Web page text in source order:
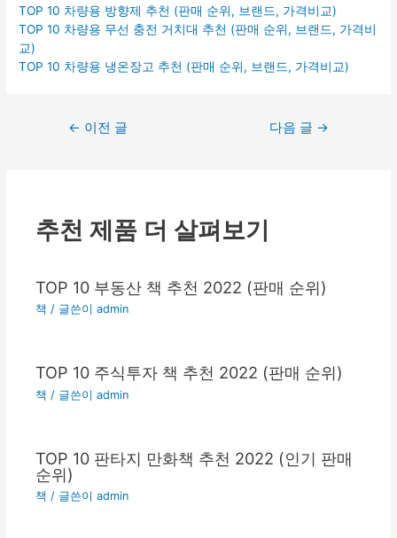
TOP 10 차량용 방향제 추천 (판매 순위, 브랜드, 가격비교)
TOP 10 차량용 무선 충전 거치대 추천 (판매 순위, 브랜드, 가격비
교)
TOP 10 차량용 냉온장고 추천 (판매 순위, 브랜드, 가격비교)
← 이전 글 다음 글 →
추천 제품 더 살펴보기
TOP 10 부동산 책 추천 2022 (판매 순위)
책 / 글쓴이admin
TOP 10 주식투자 책 추천 2022 (판매 순위)
책 / 글쓴이admin
TOP 10 판타지 만화책 추천 2022 (인기 판매
순위)
책 / 글쓴이admin